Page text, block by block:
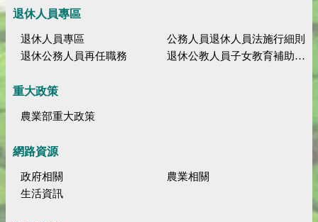
退休人員專區
退休人員專區
公務人員退休人員法施行細則
退休公務人員再任職務
退休公教人員子女教育補助規定
重大政策
農業部重大政策
網路資源
政府相關
農業相關
生活資訊